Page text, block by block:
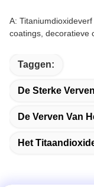
A:
coatings, decoratieve
Taggen:
De Sterke
De Verven Van
Het